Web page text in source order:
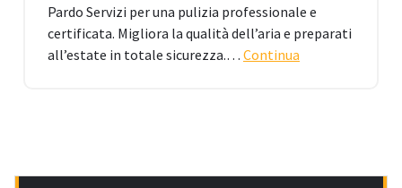
Pardo Servizi per una pulizia professionale e
certificata. Migliora la qualità dell’aria e preparati
all’estate in totale sicurezza.… Continua